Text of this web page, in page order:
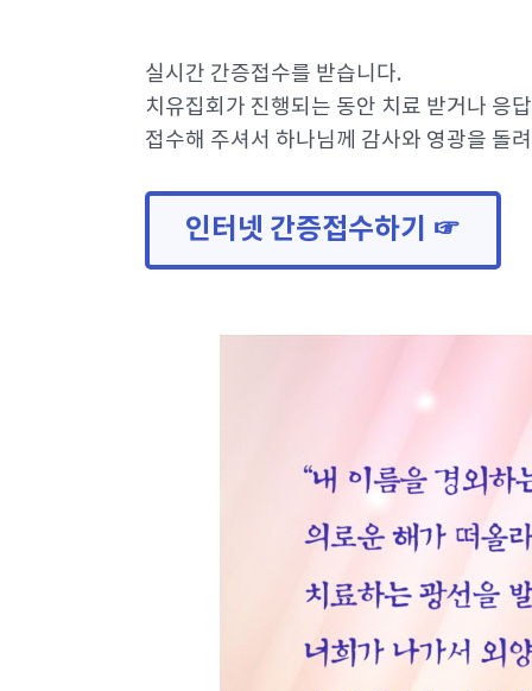
실시간 간증접수를 받습니다.
치유집회가 진행되는 동안 치료 받거나 응
접수해 주셔서 하나님께 감사와 영광을 돌
인터넷 간증접수하기 ☞